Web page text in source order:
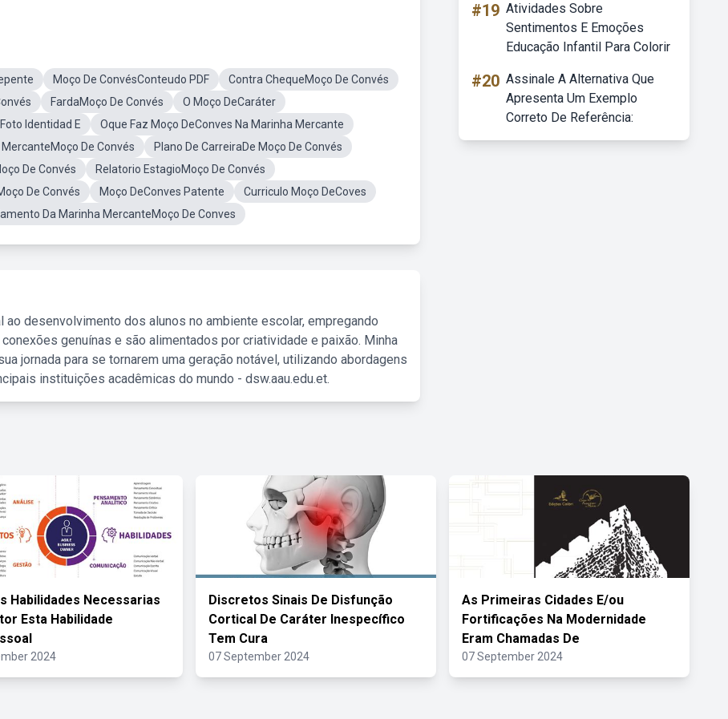
Moço De ConvésConteudo PDF
Contra ChequeMoço De Convés
FardaMoço De Convés
O Moço DeCaráter
Identidad E
Oque Faz Moço DeConves Na Marinha Mercante
De Convés
Plano De CarreiraDe Moço De Convés
De Convés
Relatorio EstagioMoço De Convés
De Convés
Moço DeConves Patente
Curriculo Moço DeCoves
Da Marinha MercanteMoço De Conves
ao desenvolvimento dos alunos no ambiente escolar, empregando
genuínas e são alimentados por criatividade e paixão. Minha
jornada para se tornarem uma geração notável, utilizando abordagens
instituições acadêmicas do mundo - dsw.aau.edu.et.
#19 Atividades Sobre
Sentimentos E Emoções
Educação Infantil Para Colorir
#20 Assinale A Alternativa Que
Apresenta Um Exemplo
Correto De Referência:
Habilidades Necessarias
Esta Habilidade
2024
Discretos Sinais De Disfunção
Cortical De Caráter Inespecífico
Tem Cura
07 September 2024
As Primeiras Cidades E/ou
Fortificações Na Modernidade
Eram Chamadas De
07 September 2024